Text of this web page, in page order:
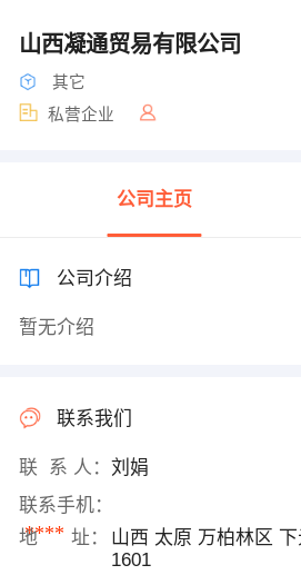
山西凝通贸易有限公司
其它
私营企业
公司主页
公司介绍
暂无介绍
联系我们
联 系 人： 刘娟
联系手机：
****
地 址：
山西 太原 万柏林区
1601